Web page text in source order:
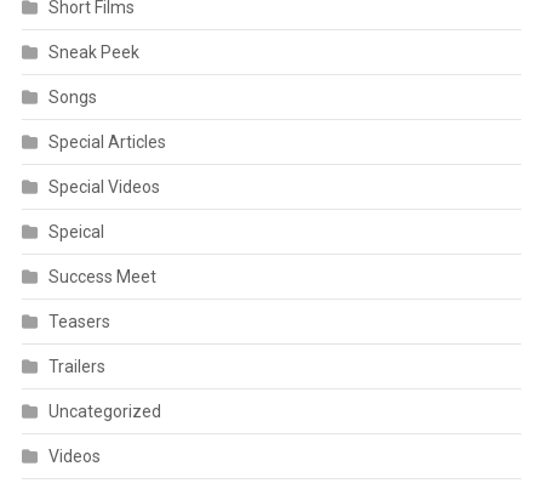
Short Films
Sneak Peek
Songs
Special Articles
Special Videos
Speical
Success Meet
Teasers
Trailers
Uncategorized
Videos